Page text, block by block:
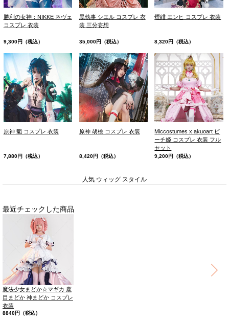
勝利の女神：NIKKE ネヴェ
コスプレ 衣装
9,300円（税込）
黒執事 シエル コスプレ 衣
装 三分妄想
35,000円（税込）
煙緋 エンヒ コスプレ 衣装
8,320円（税込）
原神 魈 コスプレ 衣装
7,880円（税込）
原神 胡桃 コスプレ 衣装
8,420円（税込）
Miccostumes x akuoart ピ
ーチ姫 コスプレ 衣装 フル
セット
9,200円（税込）
人気 ウィッグ スタイル
最近チェックした商品
魔法少女まどか☆マギカ 鹿
目まどか 神まどか コスプレ
衣装
8840円（税込）